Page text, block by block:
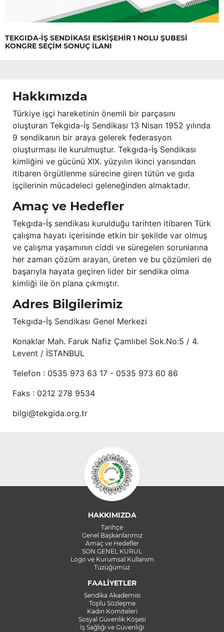
TEKGIDA-İŞ SENDİKASI ESKİŞEHİR 1 NOLU ŞUBESİ
KONGRE SEÇİM SONUÇ İLANI
Hakkımızda
Türkiye işçi hareketinin önemli bir parçasını
oluşturan Tekgıda-İş Sendikası 13 Nisan 1952 yılında
9 sendikanın bir araya gelerek federasyon
oluşturması ile kurulmuştur. Tekgıda-İş Sendikası
kimliğini ve gücünü XIX. yüzyılın ikinci yarısından
itibaren örgütlenme sürecine giren tütün ve gıda
işçilerinin mücadeleci geleneğinden almaktadır.
Amaç ve Hedefler
Tekgıda-İş sendikası kurulduğu tarihten itibaren Türk
çalışma hayatı içerisinde etkin bir şekilde var olmuş
ve çalışma yaşamının ciddi ve süregelen sorunlarına
her zaman çözüm arayan, üreten ve bu çözümleri de
başarıyla hayata geçiren lider bir sendika olma
kimliği ile ön plana çıkmıştır.
Adres Bilgilerimiz
Tekgıda-İş Sendikası Genel Merkezi
Konaklar Mah. Faruk Nafiz Çamlıbel Sok.No:5 / 4.
Levent / İSTANBUL
Telefon : 0535 973 63 17 - 0535 973 60 86
Faks : 0212 278 9534
bilgi@tekgida.org.tr
HAKKIMIZDA
Tarihçe
Genel Başkanlarımız
Amaç ve Hedefler
SON GENEL KURUL
Logo ve Kurumsal Kullanım
Tüzüğümüz
FAALİYETLER
Sendika Akademisi
Toplu Sözleşme
Kadın Komiteleri
Sosyal Güvenlik Köşesi
İş Sağlığı ve Güvenliği